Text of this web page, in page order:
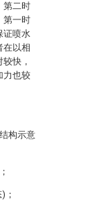
第二时
第一时
证喷水
在以相
快，
力也较
构示意
；